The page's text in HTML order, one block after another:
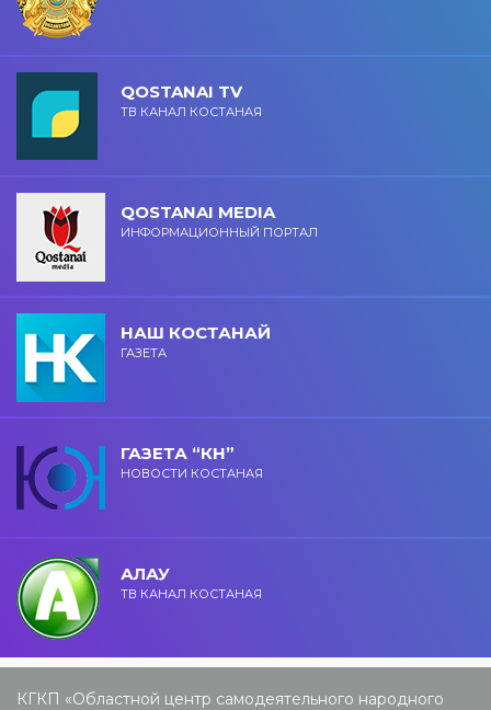
QOSTANAI TV
ТВ КАНАЛ КОСТАНАЯ
QOSTANAI MEDIA
ИНФОРМАЦИОННЫЙ ПОРТАЛ
НАШ КОСТАНАЙ
ГАЗЕТА
ГАЗЕТА “КН”
НОВОСТИ КОСТАНАЯ
АЛАУ
ТВ КАНАЛ КОСТАНАЯ
КГКП «Областной центр самодеятельного народного